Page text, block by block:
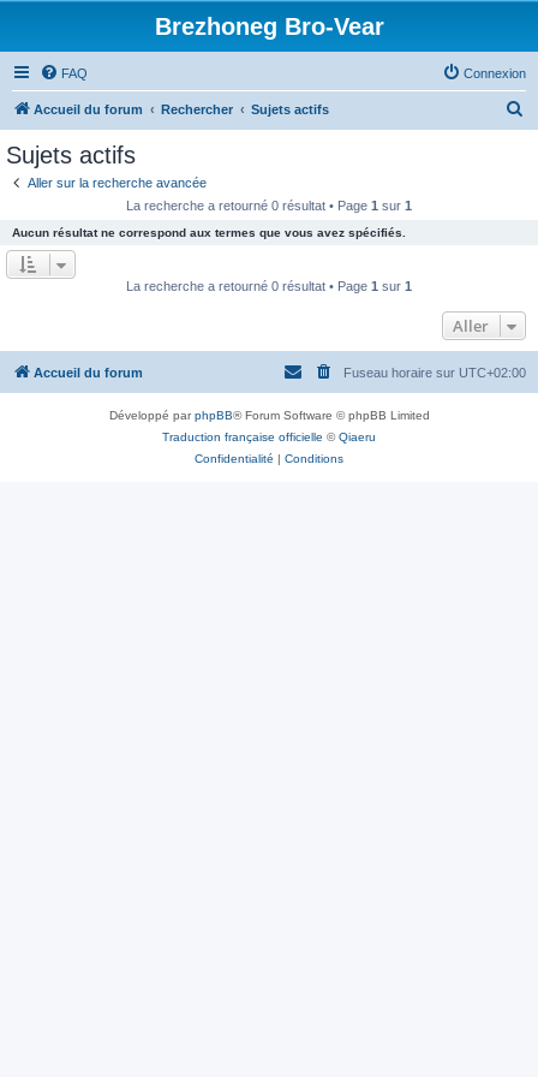
Brezhoneg Bro-Vear
FAQ Connexion
Accueil du forum Rechercher Sujets actifs
e
r
Sujets actifs
Aller sur la recherche avancée
La recherche a retourné 0 résultat • Page 1 sur 1
Aucun résultat ne correspond aux termes que vous avez spécifiés.
La recherche a retourné 0 résultat • Page 1 sur 1
Aller
Accueil du forum Fuseau horaire sur UTC+02:00
Développé parphpBB® Forum Software © phpBB Limited
Traduction française officielle ©Qiaeru
Confidentialité | Conditions